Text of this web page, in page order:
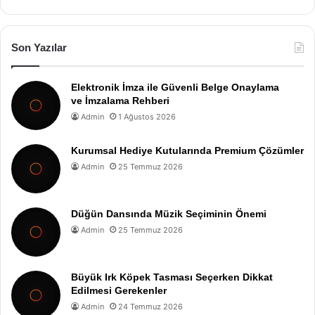
Son Yazılar
Elektronik İmza ile Güvenli Belge Onaylama
ve İmzalama Rehberi
Admin 1 Ağustos 2026
Kurumsal Hediye Kutularında Premium Çözümler
Admin 25 Temmuz 2026
Düğün Dansında Müzik Seçiminin Önemi
Admin 25 Temmuz 2026
Büyük Irk Köpek Tasması Seçerken Dikkat
Edilmesi Gerekenler
Admin 24 Temmuz 2026